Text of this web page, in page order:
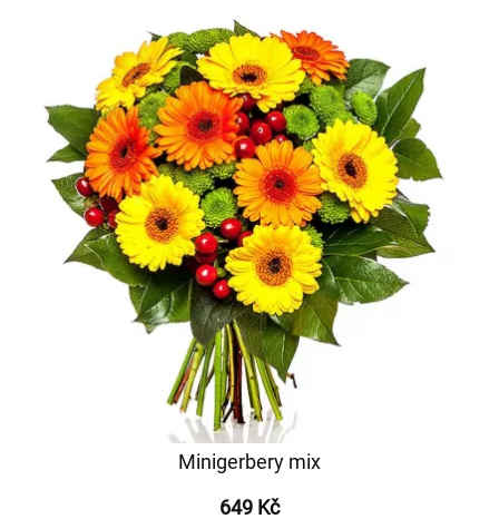
Minigerbery mix
649 Kč